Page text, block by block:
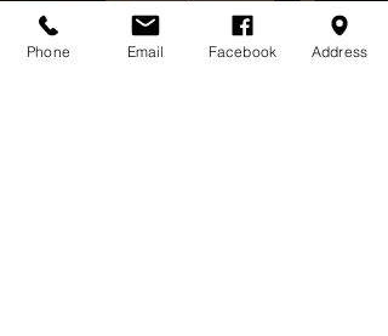
Compliance e o Setor Público
Phone Email Facebook Address